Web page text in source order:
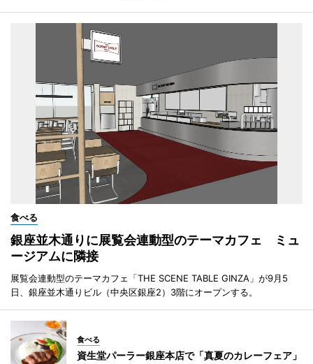
食べる
銀座並木通りに展覧会連動型のテーマカフェ ミュ
ージアムに隣接
展覧会連動型のテーマカフェ「THE SCENE TABLE GINZA」が9月5
日、銀座並木通りビル（中央区銀座2）3階にオープンする。
食べる
資生堂パーラー銀座本店で「真夏のカレーフェア」